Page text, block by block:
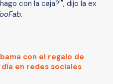
con la caja?'", dijo la ex
.
con el regalo de
en redes sociales